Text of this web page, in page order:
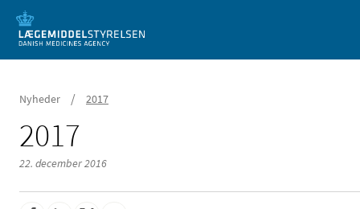
Mobil visning
Nyheder / 2017
2017
22. december 2016